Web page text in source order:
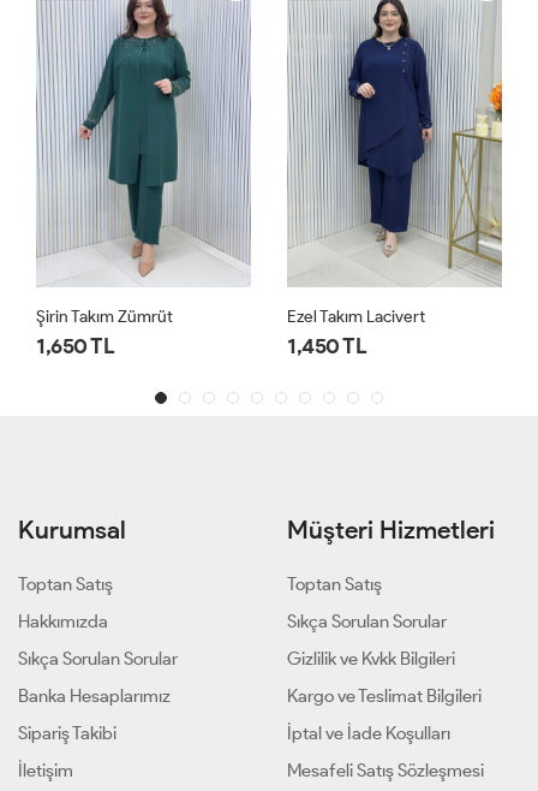
Şirin Takım Zümrüt
1,650 TL
Ezel Takım Lacivert
1,450 TL
Kurumsal
Toptan Satış
Hakkımızda
Sıkça Sorulan Sorular
Banka Hesaplarımız
Sipariş Takibi
İletişim
Müşteri Hizmetleri
Toptan Satış
Sıkça Sorulan Sorular
Gizlilik ve Kvkk Bilgileri
Kargo ve Teslimat Bilgileri
İptal ve İade Koşulları
Mesafeli Satış Sözleşmesi